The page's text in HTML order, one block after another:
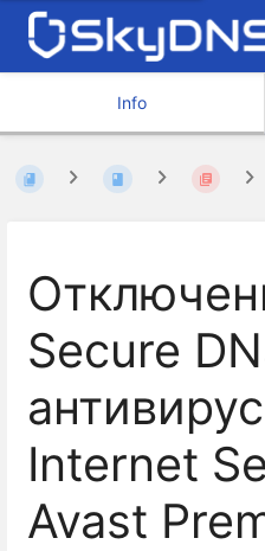
Info
Secure
Internet
Avast